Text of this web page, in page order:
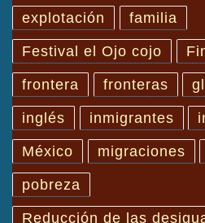
explotación familia
Festival el Ojo cojo
frontera fronteras
inglés inmigrantes
México migraciones
pobreza
Reducción de las